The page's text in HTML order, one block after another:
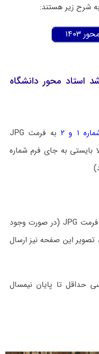
استاد محور دانشگاه
۱ و ۲
به فرمت JPG
بایستی به جای فرم شماره
۳- تصویر صفحه اول شناسنامه به فرمت JPG (در صورت وجود
این صفحه نیز ارسال
حداقل تا پایان نیمسال